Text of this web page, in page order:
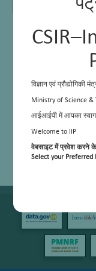
विज्ञान एवं प्रौद्योगिकी
Ministry of Science &
आईआईपी में आपका
Welcome to IIP
वेबसाइट में प्रवेश करने के
Select your Preferred